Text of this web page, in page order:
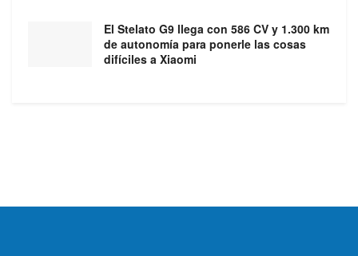
El Stelato G9 llega con 586 CV y 1.300 km
de autonomía para ponerle las cosas
difíciles a Xiaomi